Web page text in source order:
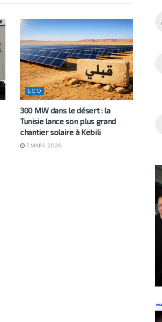
ECO
300 MW dans le désert : la
Tunisie lance son plus grand
chantier solaire à Kebili
7 MARS 2026